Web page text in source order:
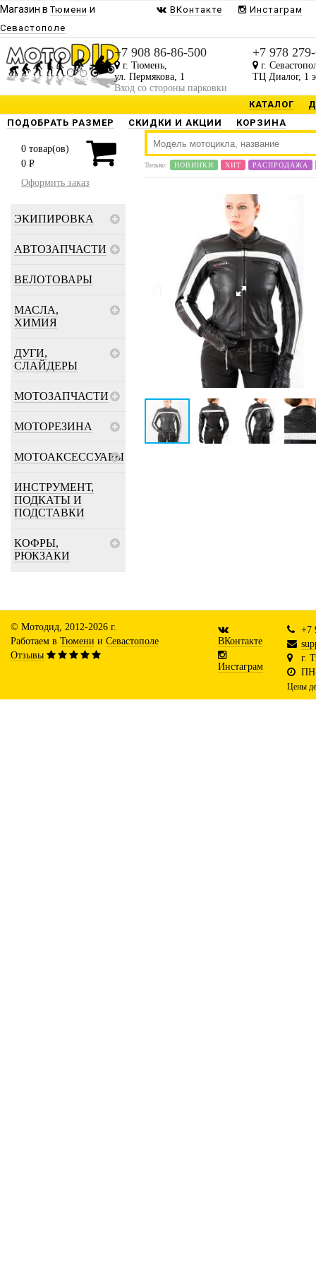
Магазин вТюмени и
Севастополе
ВКонтакте Инстаграм
+7 908 86-86-500
г. Тюмень,
ул. Пермякова, 1
Вход со стороны парковки
+7 978
г.
ТЦ Диалог, 1
КАТАЛОГ
ПОДОБРАТЬ РАЗМЕР
СКИДКИ И АКЦИИ КОРЗИНА
0 товар(ов)
0 P
Оформить заказ
ЭКИПИРОВКА
АВТОЗАПЧАСТИ
ВЕЛОТОВАРЫ
МАСЛА,
ХИМИЯ
ДУГИ,
СЛАЙДЕРЫ
МОТОЗАПЧАСТИ
МОТОРЕЗИНА
МОТОАКСЕССУАРЫ
ИНСТРУМЕНТ,
ПОДКАТЫ И
ПОДСТАВКИ
КОФРЫ,
РЮКЗАКИ
Только: НОВИНКИ ХИТ РАСПРОДАЖА
© Мотодид, 2012-2026 г.
Работаем в Тюмени и Севастополе
Отзывы
ВКонтакте
Инстаграм
+7
г.
Цены